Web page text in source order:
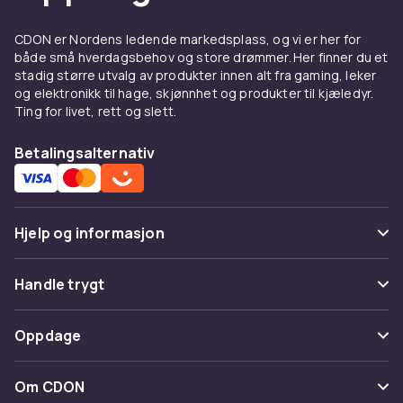
det også tilbehør som bilderammer,
rengjøringssett og oppbevaringsløsninger for
lysbilder. Små detaljer som utgjør en stor
forskjell – og som hjelper deg med å ta vare på
dine analoge minner på en smart og
bærekraftig måte.
Handle lysbildefremvisere på
nett
Hos CDON finner du lysbildefremvisere og
tilbehør samlet på ett sted – enkelt, trygt og
lysbildefremviser, ønsker å organisere
lysbildene dine, eller leter etter en gave til en
alternativene her. Velkommen til å oppdage
CDON er Nordens ledende markedsplass, og vi er her for
både små hverdagsbehov og store drømmer. Her finner du et
stadig større utvalg av produkter innen alt fra gaming, leker
og elektronikk til hage, skjønnhet og produkter til kjæledyr.
Ting for livet, rett og slett.
Betalingsalternativ
Hjelp og informasjon
Vanlige spørsmål
Spor pakke
Angre & returner her
Kontakt oss
Handle trygt
Betaling
Levering
Oppdage
Kategorier
Om CDON